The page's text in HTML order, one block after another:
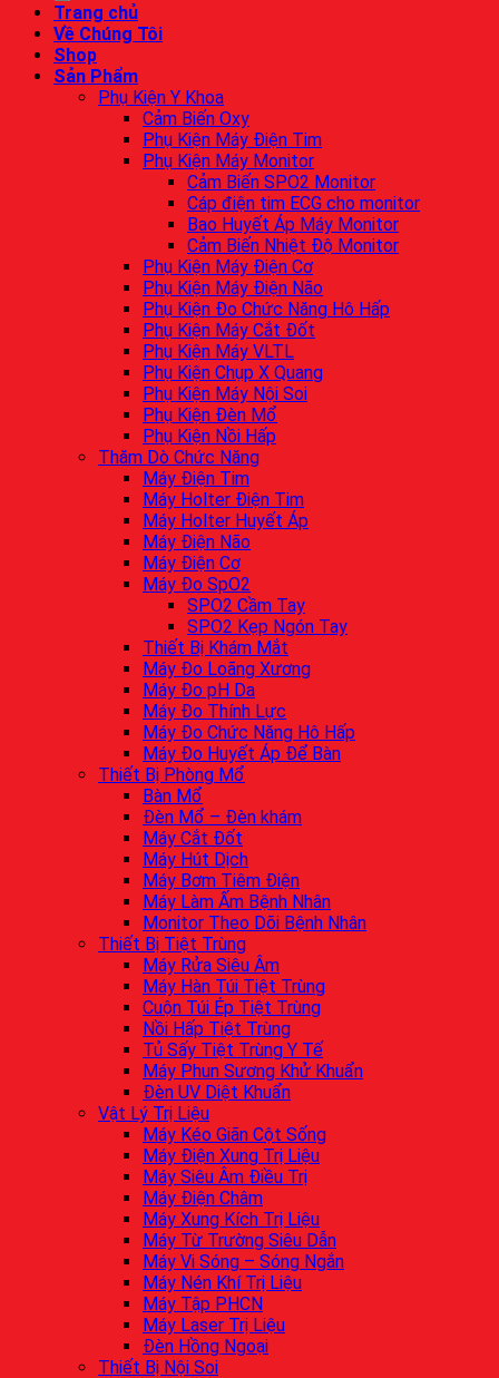
Trang chủ
Về Chúng Tôi
Shop
Sản Phẩm
Phụ Kiện Y Khoa
Cảm Biến Oxy
Phụ Kiện Máy Điện Tim
Phụ Kiện Máy Monitor
Cảm Biến SPO2 Monitor
Cáp điện tim ECG cho monitor
Bao Huyết Áp Máy Monitor
Cảm Biến Nhiệt Độ Monitor
Phụ Kiện Máy Điện Cơ
Phụ Kiện Máy Điện Não
Phụ Kiện Đo Chức Năng Hô Hấp
Phụ Kiện Máy Cắt Đốt
Phụ Kiện Máy VLTL
Phụ Kiện Chụp X Quang
Phụ Kiện Máy Nội Soi
Phụ Kiện Đèn Mổ
Phụ Kiện Nồi Hấp
Thăm Dò Chức Năng
Máy Điện Tim
Máy Holter Điện Tim
Máy Holter Huyết Áp
Máy Điện Não
Máy Điện Cơ
Máy Đo SpO2
SPO2 Cầm Tay
SPO2 Kẹp Ngón Tay
Thiết Bị Khám Mắt
Máy Đo Loãng Xương
Máy Đo pH Da
Máy Đo Thính Lực
Máy Đo Chức Năng Hô Hấp
Máy Đo Huyết Áp Để Bàn
Thiết Bị Phòng Mổ
Bàn Mổ
Đèn Mổ – Đèn khám
Máy Cắt Đốt
Máy Hút Dịch
Máy Bơm Tiêm Điện
Máy Làm Ấm Bệnh Nhân
Monitor Theo Dõi Bệnh Nhân
Thiết Bị Tiệt Trùng
Máy Rửa Siêu Âm
Máy Hàn Túi Tiệt Trùng
Cuộn Túi Ép Tiệt Trùng
Nồi Hấp Tiệt Trùng
Tủ Sấy Tiệt Trùng Y Tế
Máy Phun Sương Khử Khuẩn
Đèn UV Diệt Khuẩn
Vật Lý Trị Liệu
Máy Kéo Giãn Cột Sống
Máy Điện Xung Trị Liệu
Máy Siêu Âm Điều Trị
Máy Điện Châm
Máy Xung Kích Trị Liệu
Máy Từ Trường Siêu Dẫn
Máy Vi Sóng – Sóng Ngắn
Máy Nén Khí Trị Liệu
Máy Tập PHCN
Máy Laser Trị Liệu
Đèn Hồng Ngoại
Thiết Bị Nội Soi